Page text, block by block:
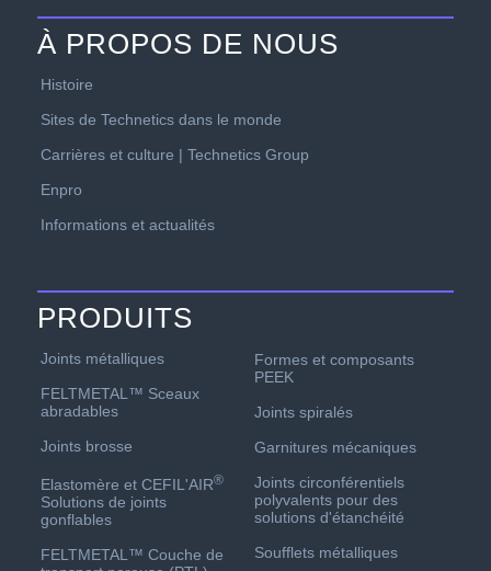
À PROPOS DE NOUS
Histoire
Sites de Technetics dans le monde
Carrières et culture | Technetics Group
Enpro
Informations et actualités
PRODUITS
Joints métalliques
FELTMETAL™ Sceaux
abradables
Joints brosse
Elastomère et CEFIL'AIR®
Solutions de joints
gonflables
FELTMETAL™ Couche de
Formes et composants
PEEK
Joints spiralés
Garnitures mécaniques
Joints circonférentiels
polyvalents pour des
solutions d'étanchéité
Soufflets métalliques